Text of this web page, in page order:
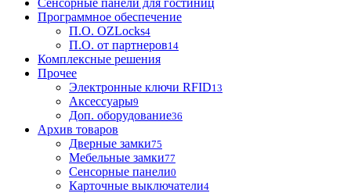
Сенсорные панели для гостиниц
Программное обеспечение
П.О. OZLocks4
П.О. от партнеров14
Комплексные решения
Прочее
Электронные ключи RFID13
Аксессуары9
Доп. оборудование36
Архив товаров
Дверные замки75
Мебельные замки77
Сенсорные панели0
Карточные выключатели4